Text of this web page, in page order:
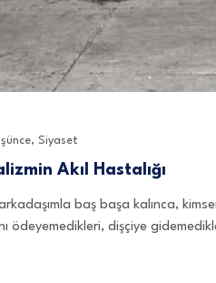
, Siyaset
Akıl Hastalığı
baş başa kalınca,
ödeyemedikleri, dişçiye